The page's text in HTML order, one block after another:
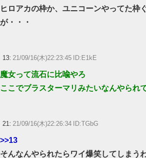
ヒロアカの枠か、ユニコーンやってた枠
が・・・
13: 21/09/16(木)22:23:45 ID:E1kE
魔女って流石に比喩やろ
ここでブラスターマリみたいなんやられ
21: 21/09/16(木)22:26:34 ID:TGbG
>>13
そんなんやられたらワイ爆笑してしまう